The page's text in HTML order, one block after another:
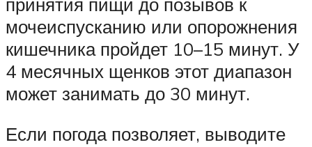
мочеиспусканию или опорожнения
кишечника пройдет 10–15 минут. У
4 месячных щенков этот диапазон
может занимать до 30 минут.
Если погода позволяет, выводите